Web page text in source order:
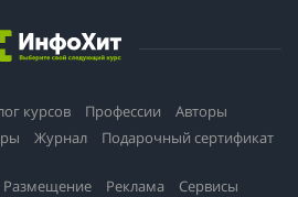
курсов Профессии
Авторы
Журнал Подарочный сертификат
Размещение Реклама
Сервисы